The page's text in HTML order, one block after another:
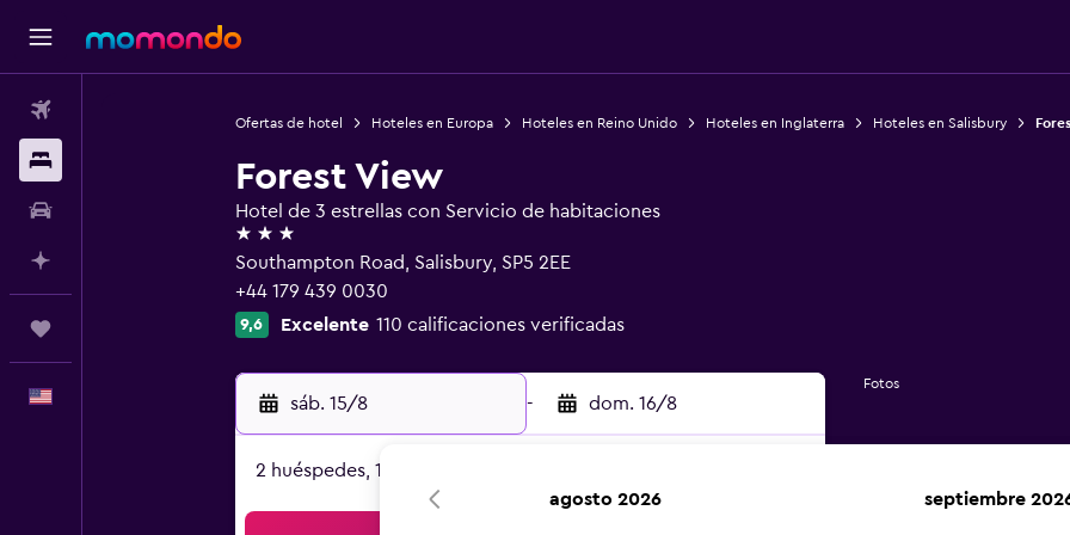
Ofertas de hotel Hoteles en Europa Hoteles en Reino Unido Hoteles en Inglaterra Hoteles en Salisbury
Forest View
Hotel de 3 estrellas con Servicio de habitaciones
3 estrellas
Southampton Road, Salisbury, SP5 2EE
+44 179 439 0030
9,6 Excelente 110 calificaciones verificadas
sáb. 15/8 - dom. 16/8
2 huéspedes, 1 habitación
Fotos
agosto 2026 septiembre